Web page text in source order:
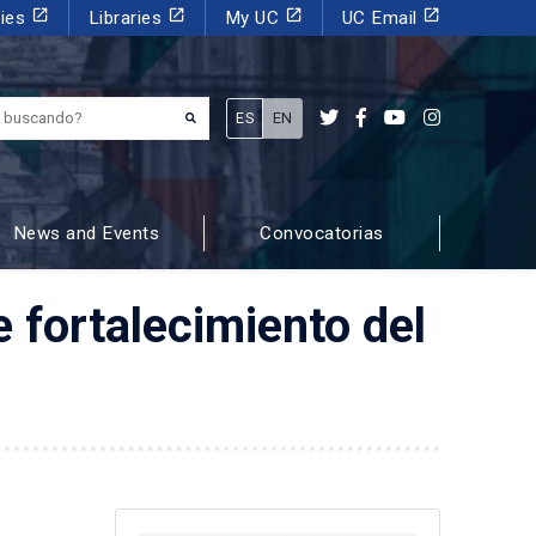
launch Libraries launch My UC launch UC Email launch
¿Qué estás buscando?
ES EN
News and Events Convocatorias
fortalecimiento del